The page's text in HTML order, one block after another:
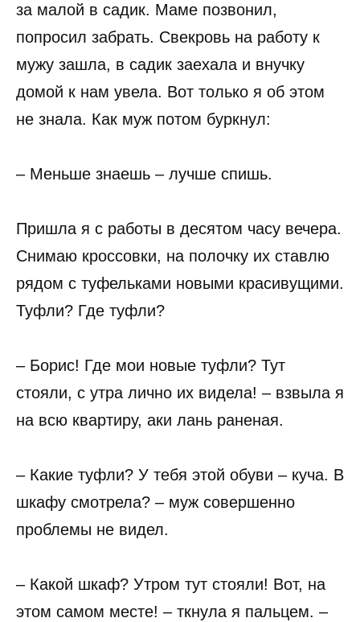
за малой в садик. Маме позвонил,
попросил забрать. Свекровь на работу к
мужу зашла, в садик заехала и внучку
домой к нам увела. Вот только я об этом
не знала. Как муж потом буркнул:
– Меньше знаешь – лучше спишь.
Пришла я с работы в десятом часу вечера.
Снимаю кроссовки, на полочку их ставлю
рядом с туфельками новыми красивущими.
Туфли? Где туфли?
– Борис! Где мои новые туфли? Тут
стояли, с утра лично их видела! – взвыла я
на всю квартиру, аки лань раненая.
– Какие туфли? У тебя этой обуви – куча. В
шкафу смотрела? – муж совершенно
проблемы не видел.
– Какой шкаф? Утром тут стояли! Вот, на
этом самом месте! – ткнула я пальцем. –